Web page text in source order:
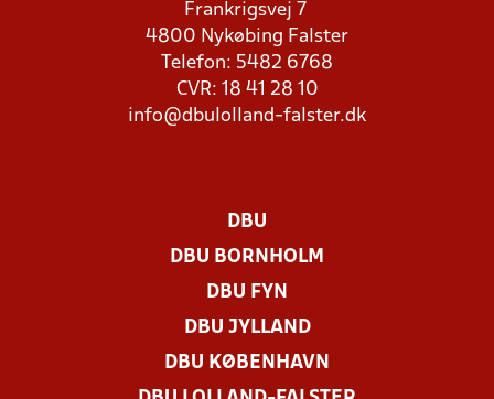
Frankrigsvej 7
4800 Nykøbing Falster
Telefon: 5482 6768
CVR: 18 41 28 10
info@dbulolland-falster.dk
DBU
DBU BORNHOLM
DBU FYN
DBU JYLLAND
DBU KØBENHAVN